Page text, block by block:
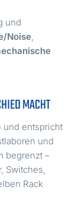
und
Noise
MACHT
und entspricht
und
begrenzt –
Switches,
Rack